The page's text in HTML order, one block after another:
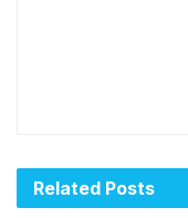
Related Posts